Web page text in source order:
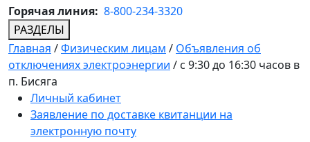
Горячая линия: 8-800-234-3320
РАЗДЕЛЫ
Главная /Физическим лицам / Объявления об
отключениях электроэнергии / с 9:30 до 16:30 часов в
п. Бисяга
Личный кабинет
Заявление по доставке квитанции на
электронную почту